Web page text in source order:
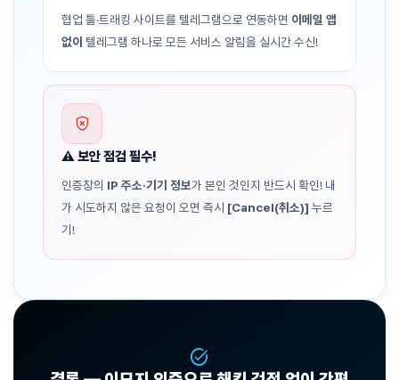
협업 툴·트래킹 사이트를 텔레그램으로 연동하면 이메일 앱
없이 텔레그램 하나로 모든 서비스 알림을 실시간 수신!
gpp_bad
⚠️ 보안 점검 필수!
인증창의 IP 주소·기기 정보가 본인 것인지 반드시 확인! 내
가 시도하지 않은 요청이 오면 즉시 [Cancel(취소)] 누르
기!
task_alt